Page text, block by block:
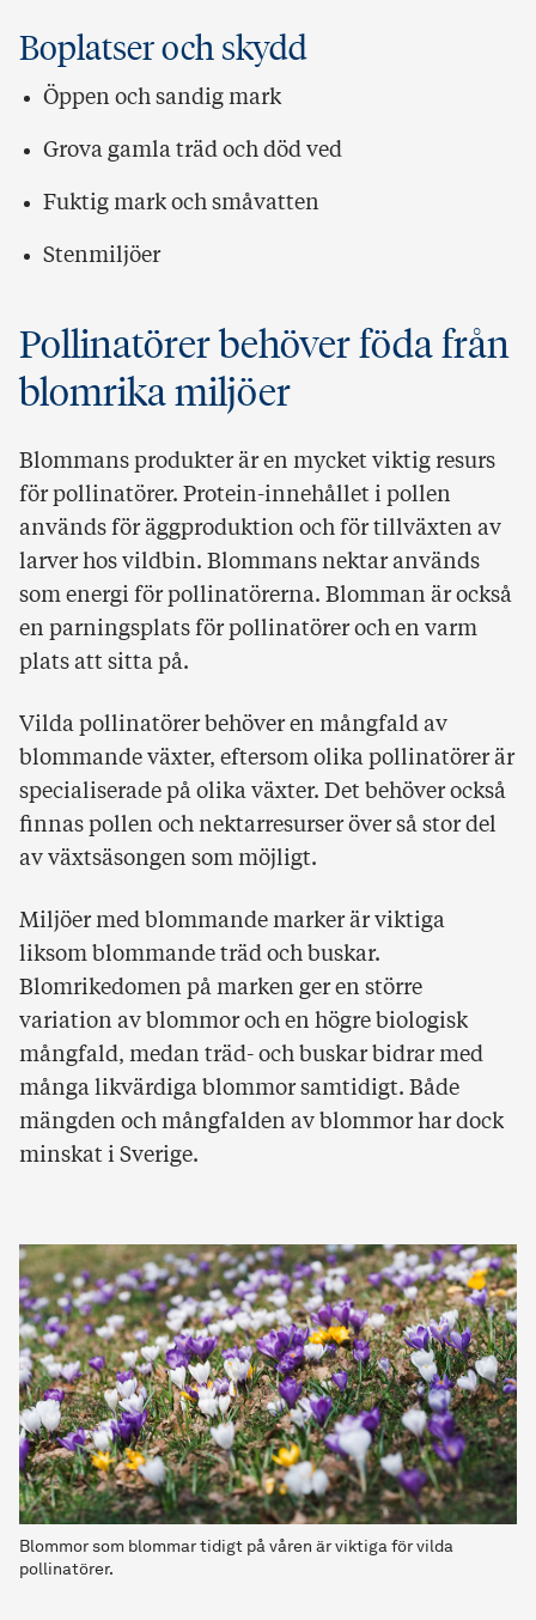
Boplatser och skydd
Öppen och sandig mark
Grova gamla träd och död ved
Fuktig mark och småvatten
Stenmiljöer
Pollinatörer behöver föda från
blomrika miljöer
Blommans produkter är en mycket viktig resurs
för pollinatörer. Protein-innehållet i pollen
används för äggproduktion och för tillväxten av
larver hos vildbin. Blommans nektar används
som energi för pollinatörerna. Blomman är också
en parningsplats för pollinatörer och en varm
plats att sitta på.
Vilda pollinatörer behöver en mångfald av
blommande växter, eftersom olika pollinatörer är
specialiserade på olika växter. Det behöver också
finnas pollen och nektarresurser över så stor del
av växtsäsongen som möjligt.
Miljöer med blommande marker är viktiga
liksom blommande träd och buskar.
Blomrikedomen på marken ger en större
variation av blommor och en högre biologisk
mångfald, medan träd- och buskar bidrar med
många likvärdiga blommor samtidigt. Både
mängden och mångfalden av blommor har dock
minskat i Sverige.
Blommor som blommar tidigt på våren är viktiga för vilda
pollinatörer.